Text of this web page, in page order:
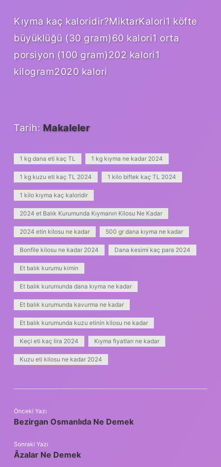
Kıyma kaç kaloridir?MiktarKalori1 köfte
büyüklüğü (30 gram)60 kalori1 orta
porsiyon (100 gram)202 kalori1
kilogram2020 kalori
Tarih: Makaleler
1 kg dana eti kaç TL 1 kg kıyma ne kadar 2024
1 kg kuzu eti kaç TL 2024 1 kilo biftek kaç TL 2024
1 kilo kıyma kaç kaloridir
2024 et Balık Kurumunda Kıymanın Kilosu Ne Kadar
2024 etin kilosu ne kadar 500 gr dana kıyma ne kadar
Bonfile kilosu ne kadar 2024 Dana kesimi kaç para 2024
Et balık kurumu kimin
Et balık kurumunda dana kıyma ne kadar
Et balık kurumunda kavurma ne kadar
Et balık kurumunda kuzu etinin kilosu ne kadar
Keçi eti kaç lira 2024 Kıyma fiyatları ne kadar
Kuzu eti kilosu ne kadar 2024
Önceki Yazı
Bezirgan Osmanlıda Ne Demek
Sonraki Yazı
Âzalar Ne Demek